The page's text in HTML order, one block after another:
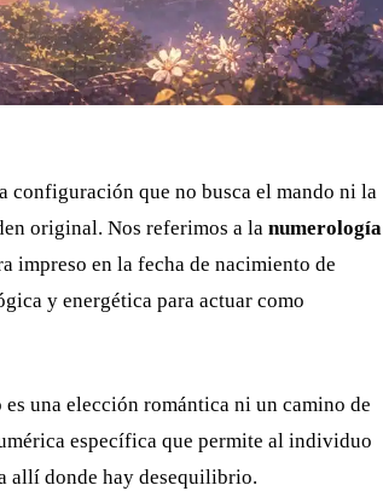
configuración que no busca el mando ni la
original. Nos referimos a la numerología
impreso en la fecha de nacimiento de
y energética para actuar como
es una elección romántica ni un camino de
específica que permite al individuo
allí donde hay desequilibrio.